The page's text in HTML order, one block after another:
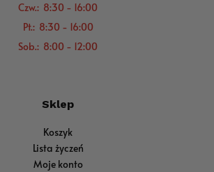
Czw.: 8:30 - 16:00
Pt.: 8:30 - 16:00
Sob.: 8:00 - 12:00
Sklep
Koszyk
Lista życzeń
Moje konto